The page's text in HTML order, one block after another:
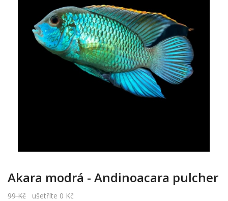
Akara modrá - Andinoacara pulcher
99 Kč ušetříte 0 Kč